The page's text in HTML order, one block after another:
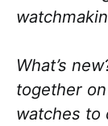
What’s
together
watches to